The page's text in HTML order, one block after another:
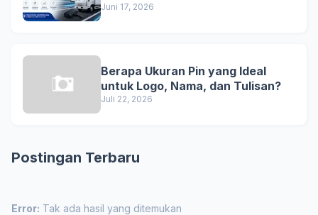
Juni 17, 2026
Berapa Ukuran Pin yang Ideal
untuk Logo, Nama, dan Tulisan?
Juli 22, 2026
Postingan Terbaru
Error: Tak ada hasil yang ditemukan